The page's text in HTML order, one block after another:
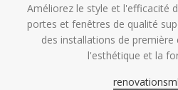
Améliorez le style et l'efficacité
portes et fenêtres de qualité
des installations de
l'esthétique et la